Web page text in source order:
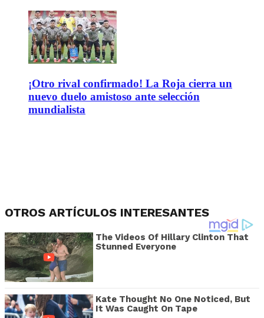
¡Otro rival confirmado! La Roja cierra un
nuevo duelo amistoso ante selección
mundialista
OTROS ARTÍCULOS INTERESANTES
The Videos Of Hillary Clinton That
Stunned Everyone
Kate Thought No One Noticed, But
It Was Caught On Tape